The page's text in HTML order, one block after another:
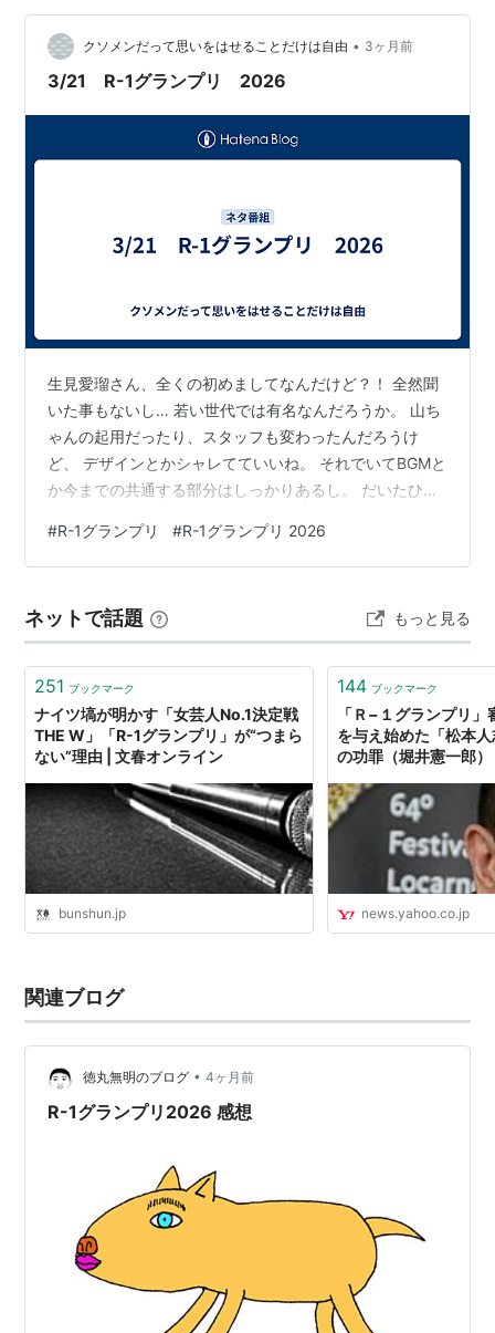
クソメンだって思いをはせることだけは自由 • 3ヶ月前
3/21 R-1グランプリ 2026
生見愛瑠さん、全くの初めましてなんだけど？！ 全然聞
いた事もないし… 若い世代では有名なんだろうか。 山ち
ゃんの起用だったり、スタッフも変わったんだろうけ
ど、 デザインとかシャレてていいね。 それでいてBGMと
か今までの共通する部分はしっかりあるし。 だいたひか
んなことなかったけど。 そりゃ陣内さんの方が有名だっ
たかもしれんけど！
#R-1グランプリ #R-1グランプリ 2026
ネットで話題 もっと見る
251 ブックマーク
ナイツ塙が明かす「女芸人No.1決定戦
THE W」「R-1グランプリ」が“つまら
ない”理由 | 文春オンライン
bunshun.jp
144 ブックマーク
「Ｒ−１グランプリ
を与え始めた「松本
の功罪（堀井憲一郎
news.yahoo.co.jp
関連ブログ
徳丸無明のブログ • 4ヶ月前
R-1グランプリ2026 感想